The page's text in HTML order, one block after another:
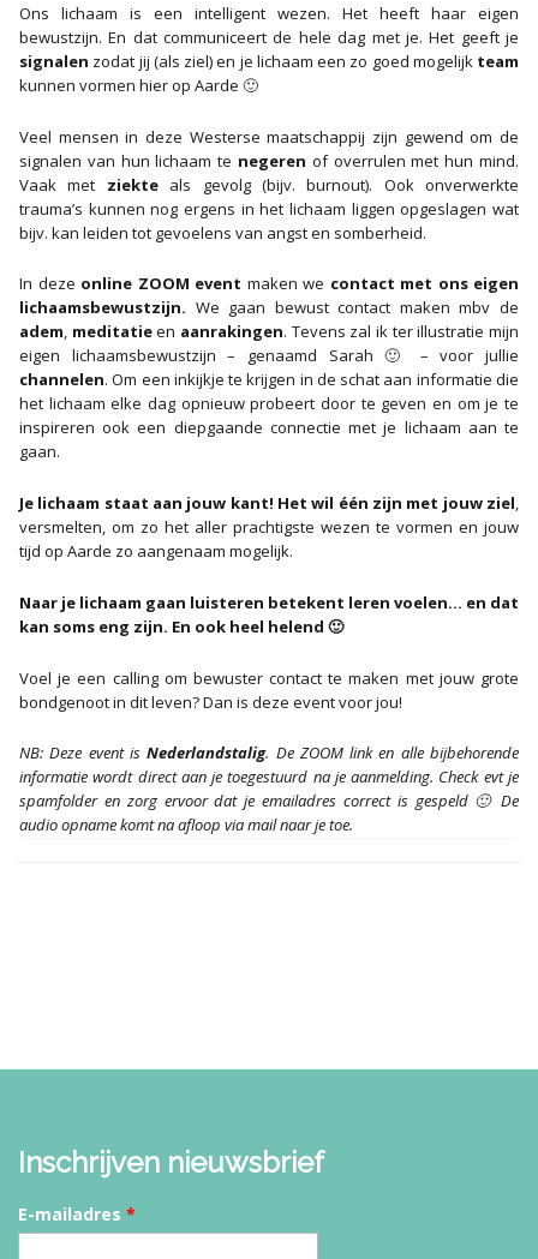
Ons lichaam is een intelligent wezen. Het heeft haar eigen
bewustzijn. En dat communiceert de hele dag met je. Het geeft je
signalen zodat jij (als ziel) en je lichaam een zo goed mogelijk team
kunnen vormen hier op Aarde 🙂
Veel mensen in deze Westerse maatschappij zijn gewend om de
signalen van hun lichaam te negeren of overrulen met hun mind.
Vaak met ziekteals gevolg (bijv. burnout). Ook onverwerkte
trauma’s kunnen nog ergens in het lichaam liggen opgeslagen wat
bijv. kan leiden tot gevoelens van angst en somberheid.
In deze online ZOOM event maken we contact met ons eigen
lichaamsbewustzijn. We gaan bewust contact maken mbv de
adem, meditatieen aanrakingen. Tevens zal ik ter illustratie mijn
eigen lichaamsbewustzijn – genaamd Sarah 🙂 – voor jullie
channelen. Om een inkijkje te krijgen in de schat aan informatie die
het lichaam elke dag opnieuw probeert door te geven en om je te
inspireren ook een diepgaande connectie met je lichaam aan te
gaan.
Je lichaam staat aan jouw kant! Het wil één zijn met jouw ziel,
versmelten, om zo het aller prachtigste wezen te vormen en jouw
tijd op Aarde zo aangenaam mogelijk.
Naar je lichaam gaan luisteren betekent leren voelen… en dat
kan soms eng zijn. En ook heel helend 🙂
Voel je een calling om bewuster contact te maken met jouw grote
bondgenoot in dit leven? Dan is deze event voor jou!
NB: Deze event isNederlandstalig. De ZOOM link en alle bijbehorende
informatie wordt direct aan je toegestuurd na je aanmelding. Check evt je
spamfolder en zorg ervoor dat je emailadres correct is gespeld 🙂 De
audio opname komt na afloop via mail naar je toe.
Inschrijven nieuwsbrief
E-mailadres *